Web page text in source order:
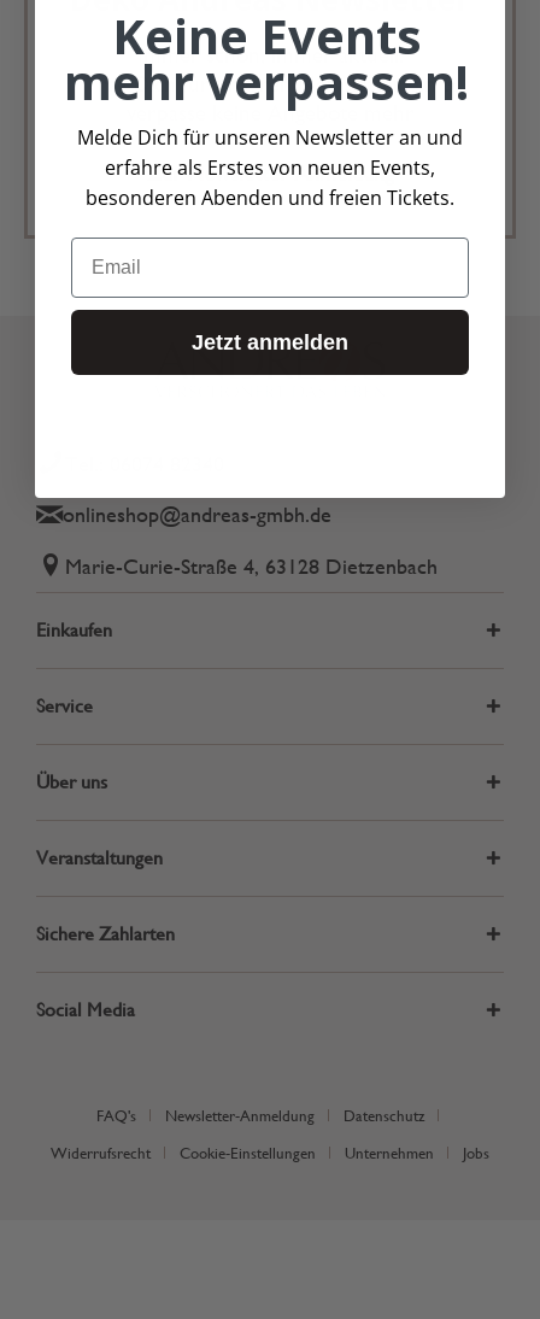
Immer schön, immer aktuell.
Trag Dich für unseren Newsletter ein &
verpasse keine Angebote mehr
Zur Newsletter Anmeldung
onlineshop@andreas-gmbh.de
Marie-Curie-Straße 4, 63128 Dietzenbach
Einkaufen
Service
Über uns
Veranstaltungen
Sichere Zahlarten
Social Media
FAQ's Newsletter-Anmeldung Datenschutz
Widerrufsrecht Cookie-Einstellungen Unternehmen Jobs
Keine Events
mehr verpassen!
Melde Dich für unseren Newsletter an und
erfahre als Erstes von neuen Events,
besonderen Abenden und freien Tickets.
Email
Jetzt anmelden